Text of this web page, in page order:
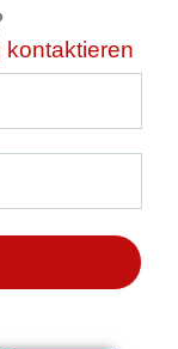
kontaktieren